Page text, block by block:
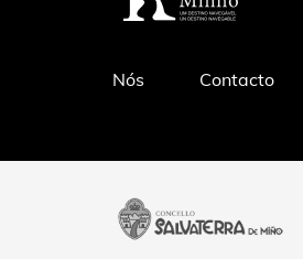
Pé
Nós Contacto